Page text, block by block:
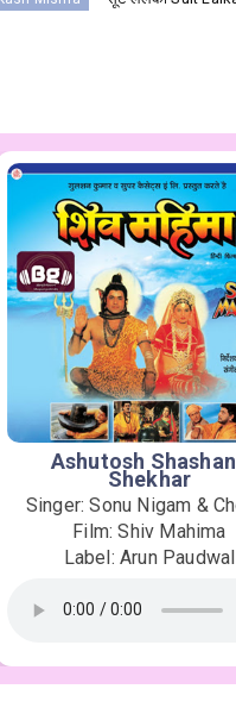
Ashutosh
Shekhar
Singer: Sonu Nigam &
Film: Shiv Mahima
Label: Arun Paudwal